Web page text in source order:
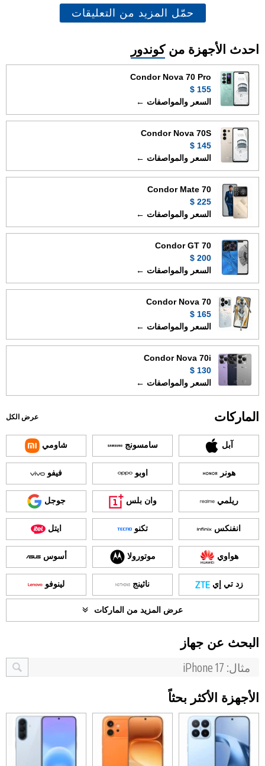
حمّل المزيد من التعليقات
احدث الأجهزة منكوندور
Condor Nova 70 Pro
155 $
السعر والمواصفات ←
Condor Nova 70S
145 $
السعر والمواصفات ←
Condor Mate 70
225 $
السعر والمواصفات ←
Condor GT 70
200 $
السعر والمواصفات ←
Condor Nova 70
165 $
السعر والمواصفات ←
Condor Nova 70i
130 $
السعر والمواصفات ←
الماركات عرض الكل
آبل سامسونج شاومي
هونر اوبو فيفو
ريلمي وان بلس جوجل
انفنكس تكنو ايتل
هواوي موتورولا أسوس
زد تي إي ناثينج لينوفو
عرض المزيد من الماركات
البحث عن جهاز
الأجهزة الأكثر بحثاً